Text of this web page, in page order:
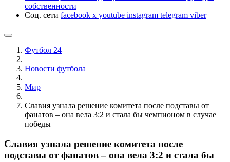
собственности
Соц. сети facebook x youtube instagram telegram viber
Футбол 24
Новости футбола
Мир
Славия узнала решение комитета после подставы от
фанатов – она вела 3:2 и стала бы чемпионом в случае
победы
Славия узнала решение комитета после
подставы от фанатов – она вела 3:2 и стала бы